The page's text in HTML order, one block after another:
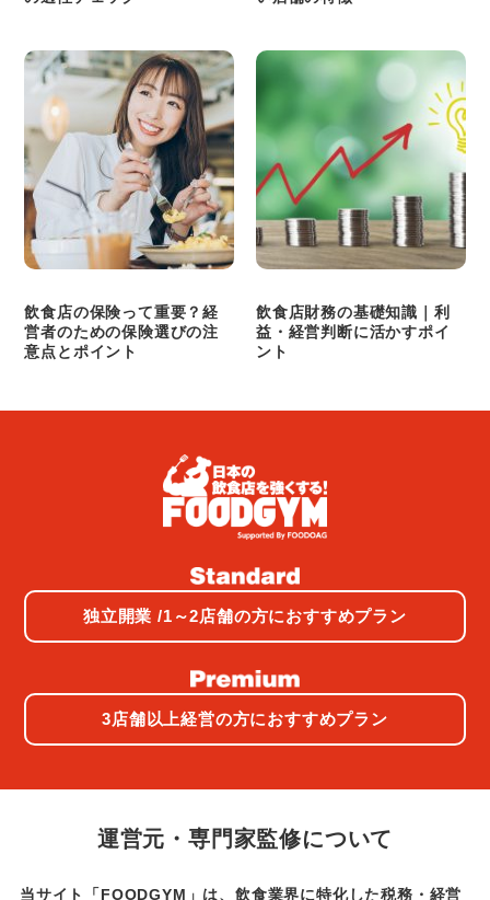
飲食店の保険って重要？経
営者のための保険選びの注
意点とポイント
飲食店財務の基礎知識｜利
益・経営判断に活かすポイ
ント
独立開業 /1～2店舗の方におすすめプラン
3店舗以上経営の方におすすめプラン
運営元・専門家監修について
当サイト「FOODGYM」は、飲食業界に特化した税務・経営